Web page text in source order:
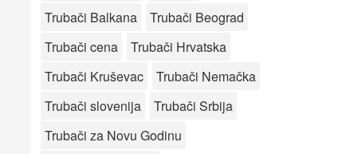
Trubači Balkana
Trubači Beograd
Trubači cena
Trubači Hrvatska
Trubači Kruševac
Trubači Nemačka
Trubači slovenija
Trubači Srbija
Trubači za Novu Godinu